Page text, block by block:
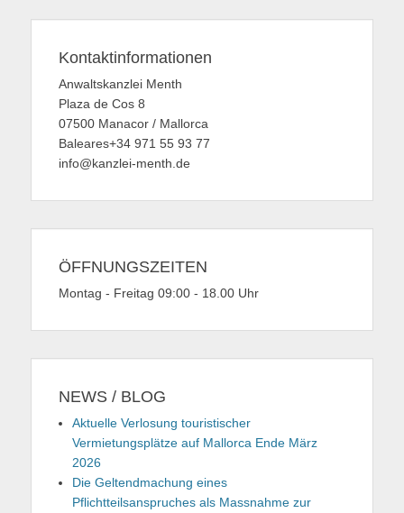
Kontaktinformationen
Anwaltskanzlei Menth
Plaza de Cos 8
07500 Manacor / Mallorca
Baleares+34 971 55 93 77
info@kanzlei-menth.de
ÖFFNUNGSZEITEN
Montag - Freitag 09:00 - 18.00 Uhr
NEWS / BLOG
Aktuelle Verlosung touristischer
Vermietungsplätze auf Mallorca Ende März
2026
Die Geltendmachung eines
Pflichtteilsanspruches als Massnahme zur